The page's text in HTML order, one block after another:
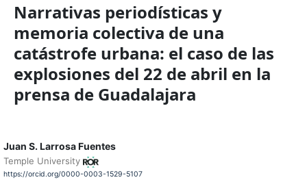
Narrativas periodísticas y
memoria colectiva de una
catástrofe urbana: el caso de las
explosiones del 22 de abril en la
prensa de Guadalajara
Juan S. Larrosa Fuentes
Temple University
https://orcid.org/0000-0003-1529-5107